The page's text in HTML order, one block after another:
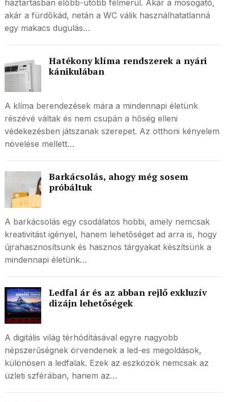
háztartásban előbb-utóbb felmerül. Akár a mosogató,
akár a fürdőkád, netán a WC válik használhatatlanná
egy makacs dugulás…
Hatékony klíma rendszerek a nyári
kánikulában
A klíma berendezések mára a mindennapi életünk
részévé váltak és nem csupán a hőség elleni
védekezésben játszanak szerepet. Az otthoni kényelem
növelése mellett…
Barkácsolás, ahogy még sosem
próbáltuk
A barkácsolás egy csodálatos hobbi, amely nemcsak
kreativitást igényel, hanem lehetőséget ad arra is, hogy
újrahasznosítsunk és hasznos tárgyakat készítsünk a
mindennapi életünk…
Ledfal ár és az abban rejlő exkluzív
dizájn lehetőségek
A digitális világ térhódításával egyre nagyobb
népszerűségnek örvendenek a led-es megoldások,
különösen a ledfalak. Ezek az eszközök nemcsak az
üzleti szférában, hanem az…